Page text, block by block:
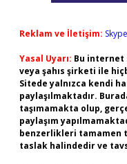
Reklam ve İletişim:
Yasal Uyarı: Bu internet
veya şahıs şirketi ile
Sitede yalnızca kendi
paylaşılmaktadır.
taşımamakta olup,
paylaşım
benzerlikleri tamamen
taslak halindedir ve